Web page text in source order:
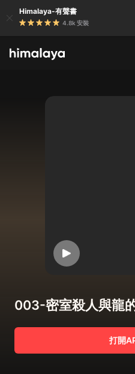
Himalaya-有聲書
4.8k 安裝
003-密室殺人與龍
打開